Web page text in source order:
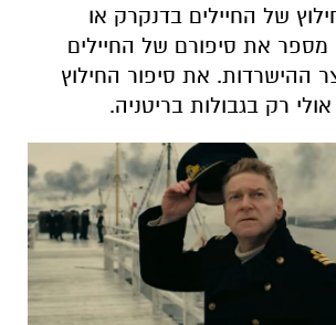
של החיילים בדנקרק או
את סיפורם של החיילים
ההישרדות. את סיפור החילוץ
רק בגבולות בריטניה.